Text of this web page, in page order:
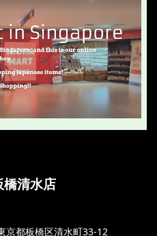
清水店
京都板橋区清水町33-12